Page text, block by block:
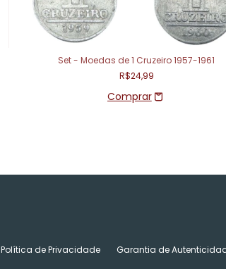
Set - Moedas de 1 Cruzeiro 1957-1961
R$24,99
Política de Privacidade Garantia de